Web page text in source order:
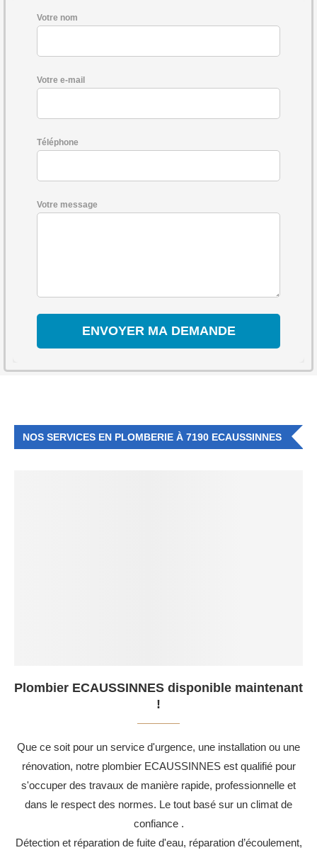
Votre nom
Votre e-mail
Téléphone
Votre message
NOS SERVICES EN PLOMBERIE À 7190 ECAUSSINNES
Plombier ECAUSSINNES disponible maintenant
!
Que ce soit pour un service d'urgence, une installation ou une
rénovation, notre plombier ECAUSSINNES est qualifié pour
s'occuper des travaux de manière rapide, professionnelle et
dans le respect des normes. Le tout basé sur un climat de
confiance .
Détection et réparation de fuite d'eau, réparation d’écoulement,